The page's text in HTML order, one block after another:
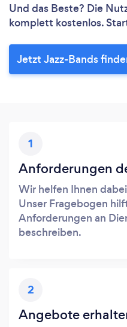
Und das Beste? Die
komplett kostenlos.
Jetzt Jazz-Bands
1
Anforderungen
Wir helfen Ihnen
Unser Fragebogen
Anforderungen an
beschreiben.
2
Angebote